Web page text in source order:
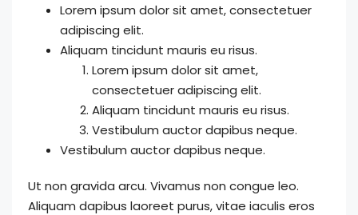
Lorem ipsum dolor sit amet, consectetuer
adipiscing elit.
Aliquam tincidunt mauris eu risus.
Lorem ipsum dolor sit amet,
consectetuer adipiscing elit.
Aliquam tincidunt mauris eu risus.
Vestibulum auctor dapibus neque.
Vestibulum auctor dapibus neque.
Ut non gravida arcu. Vivamus non congue leo.
Aliquam dapibus laoreet purus, vitae iaculis eros